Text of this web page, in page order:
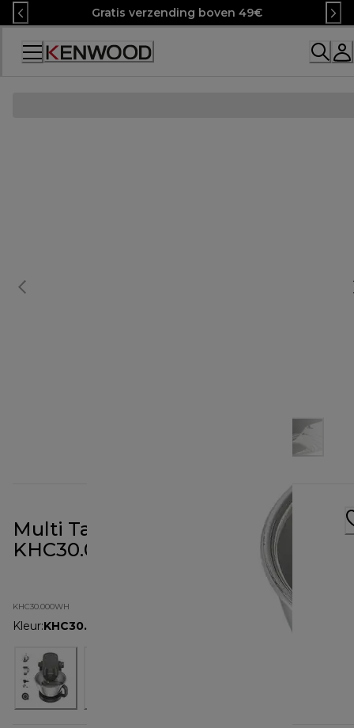
Skip
to
Content
Gratis verzending boven 49€
Multi Tasker Standmixer Wit
KHC30.000WH
KHC30.000WH
Kleur:KHC30.000WH